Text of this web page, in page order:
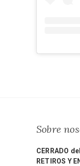
Sobre
CERRADO
RETIROS Y